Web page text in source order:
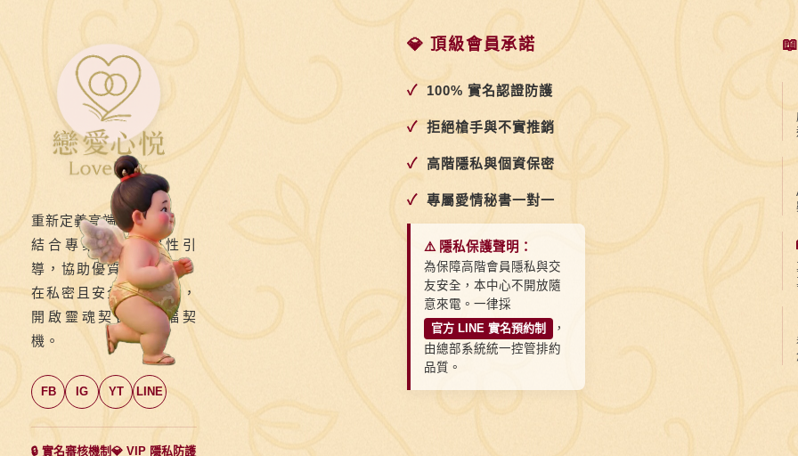
配
天
使
燦
笑
網
讚：
無
可
挑
剔
重新定義高端交友。
結合專業媒合與靈性引
導，協助優質單身男女，
在私密且安全的環境下，
開啟靈魂契合的幸福契
機。
FB IG YT LINE
🔒 實名審核機制💎 VIP 隱私防護
💎 頂級會員承諾
✓ 100% 實名認證防護
✓ 拒絕槍手與不實推銷
✓ 高階隱私與個資保密
✓ 專屬愛情秘書一對一
⚠️ 隱私保護聲明：
為保障高階會員隱私與交
友安全，本中心不開放隨
意來電。一律採
官方 LINE 實名預約制
，
由總部系統統一控管排約
品質。